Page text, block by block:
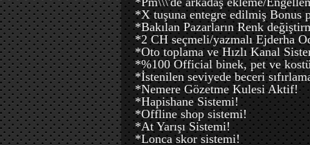
*X tuşuna entegre edilmiş Bonus
*Bakılan Pazarların Renk
*2 CH seçmeli/yazmalı Ejderha
*Oto toplama ve Hızlı Kanal
*%100 Official binek, pet ve
*İstenilen seviyede beceri
*Nemere Gözetme Kulesi Aktif!
*Hapishane Sistemi!
*Offline shop sistemi!
*At Yarışı Sistemi!
*Lonca skor sistemi!